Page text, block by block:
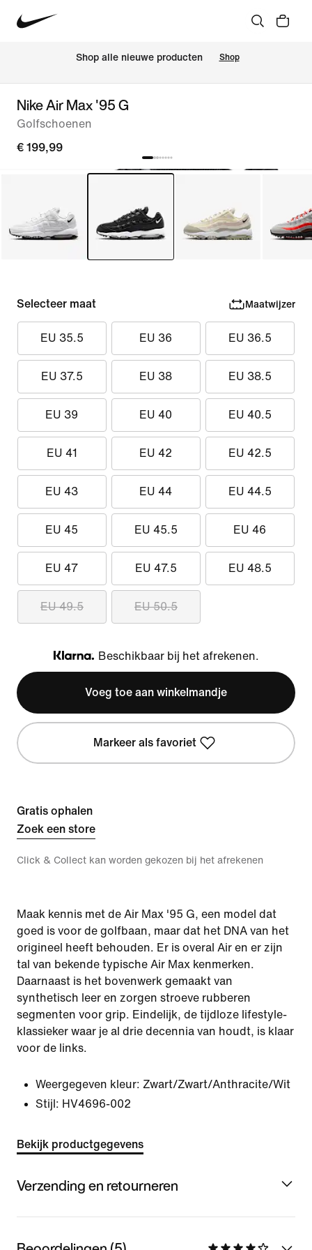
Shop alle nieuwe producten Shop
Nike Air Max '95 G
Golfschoenen
€ 199,99
Selecteer maat Maatwijzer
EU 35.5 EU 36 EU 36.5
EU 37.5 EU 38 EU 38.5
EU 39 EU 40 EU 40.5
EU 41 EU 42 EU 42.5
EU 43 EU 44 EU 44.5
EU 45 EU 45.5 EU 46
EU 47 EU 47.5 EU 48.5
EU 49.5 EU 50.5
Klarna
Beschikbaar bij het afrekenen.
Voeg toe aan winkelmandje
Markeer als favoriet
Gratis ophalen
Zoek een store
Click & Collect kan worden gekozen bij het afrekenen
Maak kennis met de Air Max '95 G, een model dat
goed is voor de golfbaan, maar dat het DNA van het
origineel heeft behouden. Er is overal Air en er zijn
tal van bekende typische Air Max kenmerken.
Daarnaast is het bovenwerk gemaakt van
synthetisch leer en zorgen stroeve rubberen
segmenten voor grip. Eindelijk, de tijdloze lifestyle-
klassieker waar je al drie decennia van houdt, is klaar
voor de links.
Weergegeven kleur: Zwart/Zwart/Anthracite/Wit
Stijl: HV4696-002
Bekijk productgegevens
Verzending en retourneren